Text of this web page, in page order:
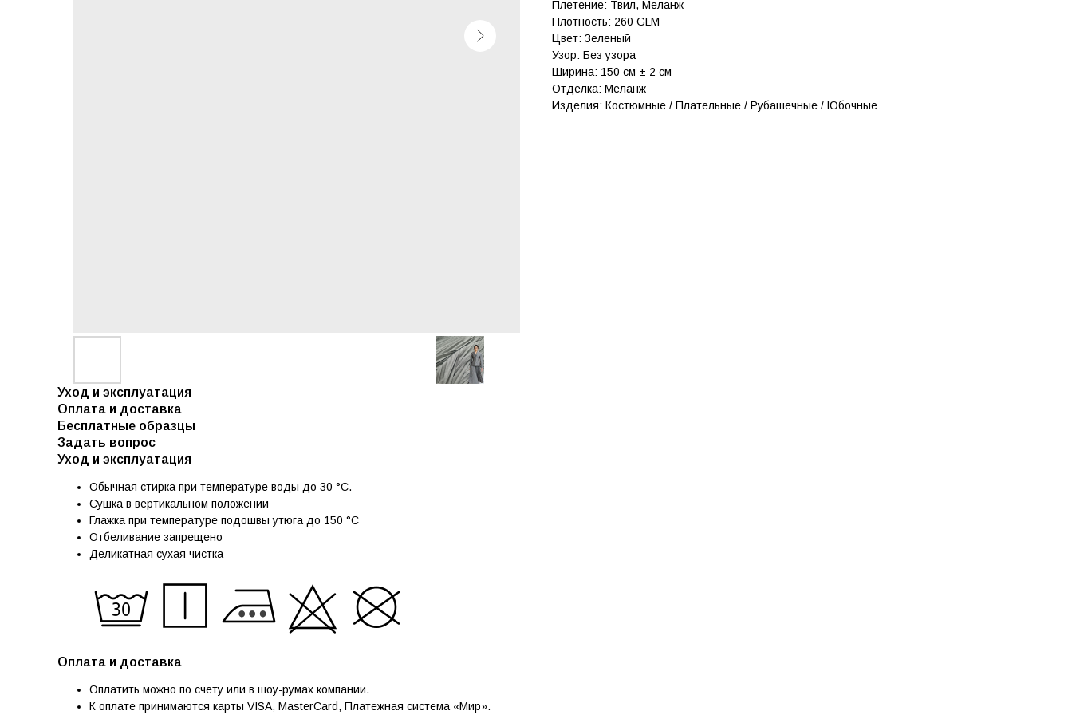
Плетение: Твил, Меланж
Плотность: 260 GLM
Цвет: Зеленый
Узор: Без узора
Ширина: 150 см ± 2 см
Отделка: Меланж
Изделия: Костюмные / Плательные / Рубашечные / Юбочные
Уход и эксплуатация
Оплата и доставка
Бесплатные образцы
Задать вопрос
Уход и эксплуатация
Обычная стирка при температуре воды до 30 °C.
Сушка в вертикальном положении
Глажка при температуре подошвы утюга до 150 °C
Отбеливание запрещено
Деликатная сухая чистка
Оплата и доставка
Оплатить можно по счету или в шоу-румах компании.
К оплате принимаются карты VISA, MasterCard, Платежная система «Мир».